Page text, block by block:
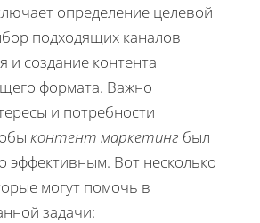
определение целевой
подходящих каналов
и создание контента
формата. Важно
и потребности
контент маркетинг был
эффективным. Вот несколько
могут помочь в
задачи: